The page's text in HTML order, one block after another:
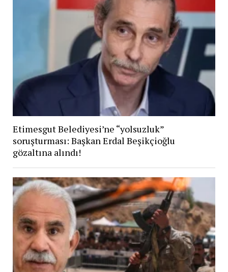
Etimesgut Belediyesi’ne “yolsuzluk”
soruşturması: Başkan Erdal Beşikçioğlu
gözaltına alındı!